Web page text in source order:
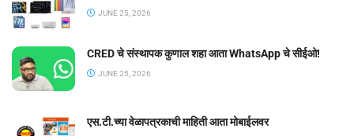
JUNE 25, 2026
CRED चे संस्थापक कुणाल शहा आता WhatsApp चे सीईओ!
JUNE 25, 2026
एस.टी.च्या वेळापत्रकाची माहिती आता मोबाईलवर